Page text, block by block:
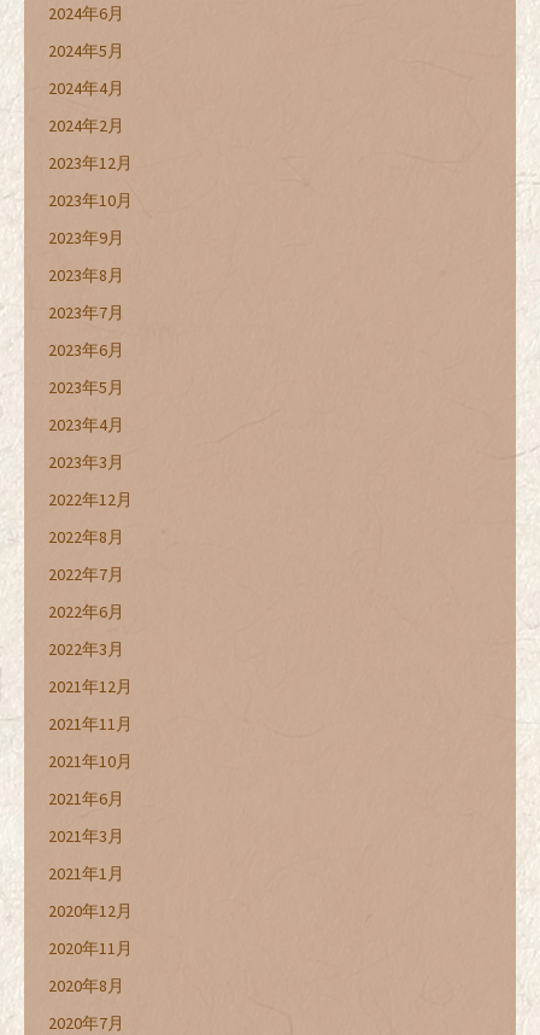
2024年6月
2024年5月
2024年4月
2024年2月
2023年12月
2023年10月
2023年9月
2023年8月
2023年7月
2023年6月
2023年5月
2023年4月
2023年3月
2022年12月
2022年8月
2022年7月
2022年6月
2022年3月
2021年12月
2021年11月
2021年10月
2021年6月
2021年3月
2021年1月
2020年12月
2020年11月
2020年8月
2020年7月